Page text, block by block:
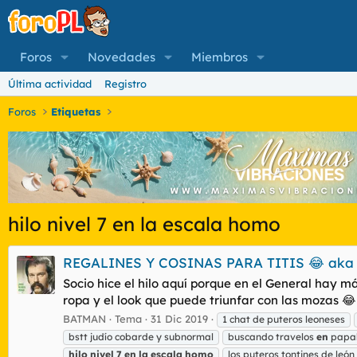
Foros Novedades Miembros
Última actividad Registro
Foros Etiquetas
hilo nivel 7 en la escala homo
REGALINES Y COSINAS PARA TITIS 😂
Socio hice el hilo aquí porque en el General hay
ropa y el look que puede triunfar con las mozas
BATMAN Tema 31 Dic 2019 1 chat de puteros leoneses
bstt judío cobarde y subnormal
buscando travelos en
hilo nivel 7 en la escala homo los puteros tontines de león